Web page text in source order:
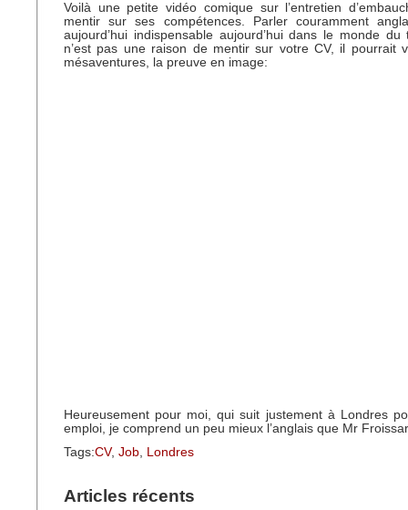
Voilà une petite vidéo comique sur l’entretien
mentir sur ses compétences. Parler couramment
aujourd’hui indispensable aujourd’hui dans le monde
n’est pas une raison de mentir sur votre CV, il pourrait
mésaventures, la preuve en image:
Heureusement pour moi, qui suit justement à Londres
emploi, je comprend un peu mieux l’anglais que Mr
Tags:CV, Job, Londres
Articles récents